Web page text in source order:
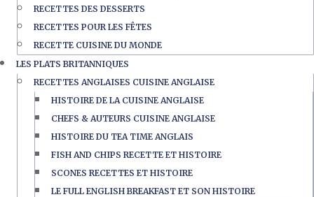
RECETTES DES DESSERTS
RECETTES POUR LES FÊTES
RECETTE CUISINE DU MONDE
LES PLATS BRITANNIQUES
RECETTES ANGLAISES CUISINE ANGLAISE
HISTOIRE DE LA CUISINE ANGLAISE
CHEFS & AUTEURS CUISINE ANGLAISE
HISTOIRE DU TEA TIME ANGLAIS
FISH AND CHIPS RECETTE ET HISTOIRE
SCONES RECETTES ET HISTOIRE
LE FULL ENGLISH BREAKFAST ET SON HISTOIRE